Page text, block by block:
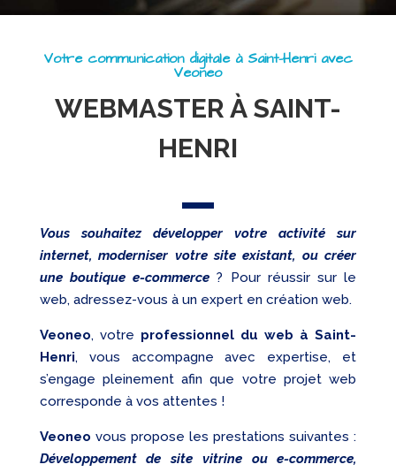
Réseaux
sociaux
Audit
Votre communication digitale à Saint-Henri avec
Veoneo
WEBMASTER À SAINT-
HENRI
Vous souhaitez développer votre activité sur
internet, moderniser votre site existant, ou créer
une boutique e-commerce ? Pour réussir sur le
web, adressez-vous à un expert en création web.
Veoneo, votre professionnel du web à Saint-
Henri, vous accompagne avec expertise, et
s’engage pleinement afin que votre projet web
corresponde à vos attentes !
Veoneo vous propose les prestations suivantes :
Développement de site vitrine ou e-commerce,